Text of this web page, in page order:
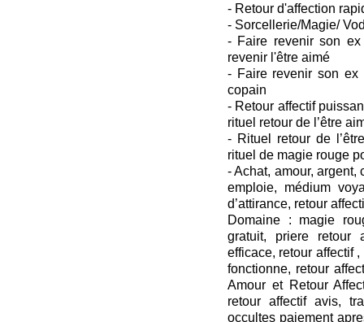
- Retour d'affection
- Sorcellerie/Magie/
- Faire revenir son
revenir l'être aimé
- Faire revenir son ex
copain
- Retour affectif
rituel retour de l’être
- Rituel retour de
rituel de magie rouge
- Achat, amour,
emploie, médium
d’attirance, retour
Domaine : magie
gratuit, priere retour
efficace, retour affectif
fonctionne, retour
Amour et Retour
retour affectif avis,
occultes paiement